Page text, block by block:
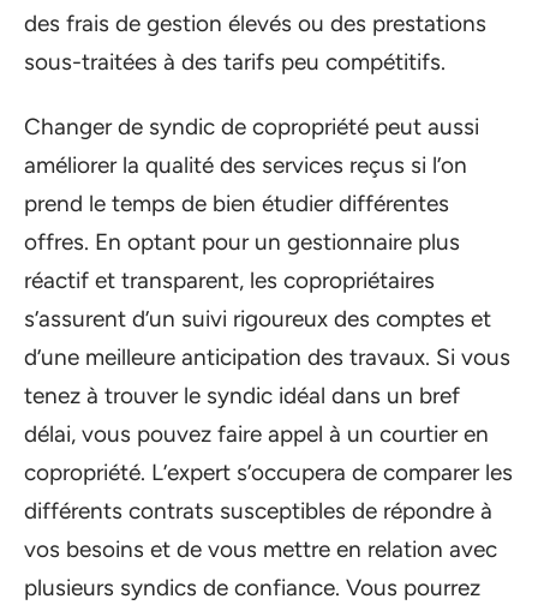
des frais de gestion élevés ou des prestations
sous-traitées à des tarifs peu compétitifs.
Changer de syndic de copropriété peut aussi
améliorer la qualité des services reçus si l’on
prend le temps de bien étudier différentes
offres. En optant pour un gestionnaire plus
réactif et transparent, les copropriétaires
s’assurent d’un suivi rigoureux des comptes et
d’une meilleure anticipation des travaux. Si vous
tenez à trouver le syndic idéal dans un bref
délai, vous pouvez faire appel à un courtier en
copropriété. L’expert s’occupera de comparer les
différents contrats susceptibles de répondre à
vos besoins et de vous mettre en relation avec
plusieurs syndics de confiance. Vous pourrez